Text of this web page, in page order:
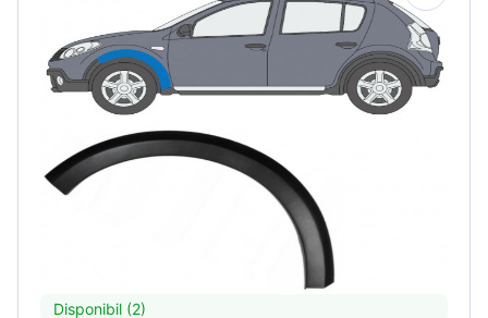
Disponibil (2)